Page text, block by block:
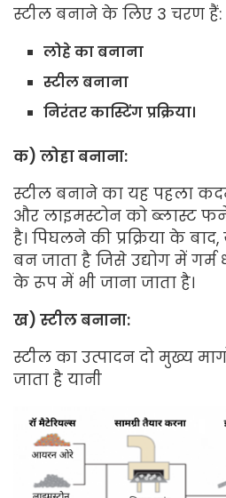
स्टील बनाने के लिए 3 चरण हैं:
लोहेकाबनाना
स्टीलबनाना
निरंतरकास्टिंगप्रक्रिया।
क) लोहाबनाना:
स्टील बनाने का यह पहला
और लाइमस्टोन को ब्लास्ट
है। पिघलने की प्रक्रिया के
बन जाता है जिसे उद्योग में
के रूप में भी जाना जाता है।
ख) स्टीलबनाना:
स्टील का उत्पादन दो मुख्य
जाता है यानी